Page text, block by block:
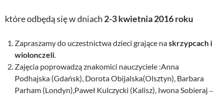
które odbędą się w dniach 2-3 kwietnia 2016 roku
Zapraszamy do uczestnictwa dzieci grające naskrzypcach i
wiolonczeli.
Zajęcia poprowadzą znakomici nauczyciele :Anna
Podhajska (Gdańsk), Dorota Obijalska(Olsztyn), Barbara
Parham (Londyn),Paweł Kulczycki (Kalisz), Iwona Sobieraj –